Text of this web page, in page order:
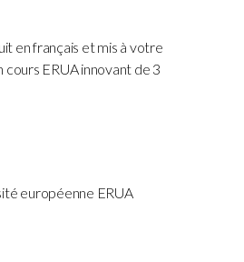
en français et mis à votre
cours ERUA innovant de 3
européenne ERUA